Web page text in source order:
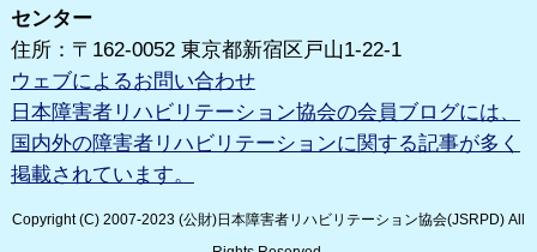
センター
住所：〒162-0052 東京都新宿区戸山1-22-1
ウェブによるお問い合わせ
日本障害者リハビリテーション協会の会員ブログには、
国内外の障害者リハビリテーションに関する記事が多く
掲載されています。
Copyright (C) 2007-2023 (公財)日本障害者リハビリテーション協会(JSRPD) All